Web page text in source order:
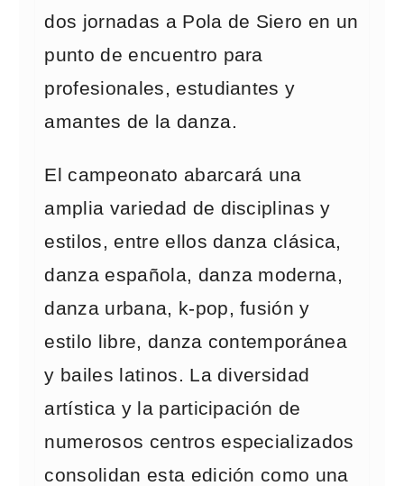
dos jornadas a Pola de Siero en un
punto de encuentro para
profesionales, estudiantes y
amantes de la danza.
El campeonato abarcará una
amplia variedad de disciplinas y
estilos, entre ellos danza clásica,
danza española, danza moderna,
danza urbana, k-pop, fusión y
estilo libre, danza contemporánea
y bailes latinos. La diversidad
artística y la participación de
numerosos centros especializados
consolidan esta edición como una